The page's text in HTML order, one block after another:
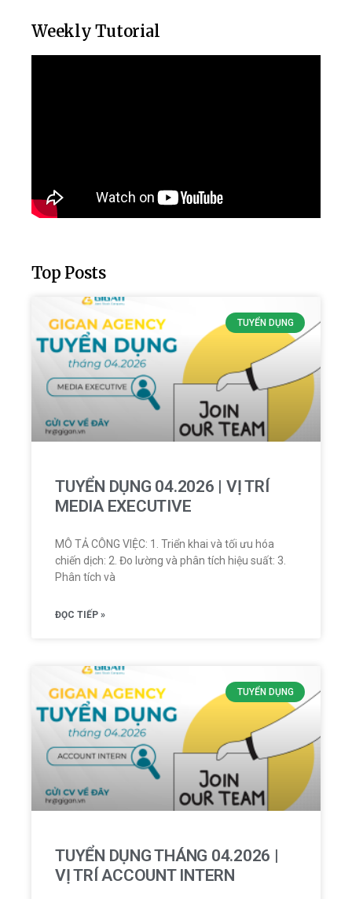
Weekly Tutorial
Top Posts
TUYỂN DỤNG
TUYỂN DỤNG 04.2026 | VỊ TRÍ
MEDIA EXECUTIVE
MÔ TẢ CÔNG VIỆC: 1. Triển khai và tối ưu hóa
chiến dịch: 2. Đo lường và phân tích hiệu suất: 3.
Phân tích và
ĐỌC TIẾP »
TUYỂN DỤNG
TUYỂN DỤNG THÁNG 04.2026 |
VỊ TRÍ ACCOUNT INTERN